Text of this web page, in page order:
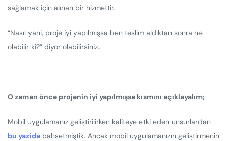
sağlamak için alınan bir hizmettir.
“Nasıl yani, proje iyi yapılmışsa ben teslim aldıktan sonra ne
olabilir ki?” diyor olabilirsiniz…
O zaman önce projenin iyi yapılmışsa kısmını açıklayalım;
Mobil uygulamanız geliştirilirken kaliteye etki eden unsurlardan
bu yazida bahsetmiştik. Ancak mobil uygulamanızın geliştirmenin